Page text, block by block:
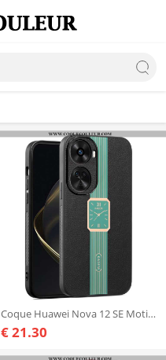
Coque Huawei Nova 12 SE Motif de Montre KADEM
€ 21.30